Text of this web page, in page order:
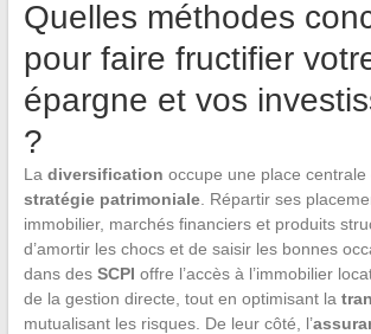
Quelles méthodes
pour faire fructifier
épargne et vos
?
La diversification occupe une place centrale
stratégie patrimoniale. Répartir ses
immobilier, marchés financiers et produits
d’amortir les chocs et de saisir les bonnes
dans des SCPI offre l’accès à l’immobilier
de la gestion directe, tout en optimisant la
mutualisant les risques. De leur côté, l’